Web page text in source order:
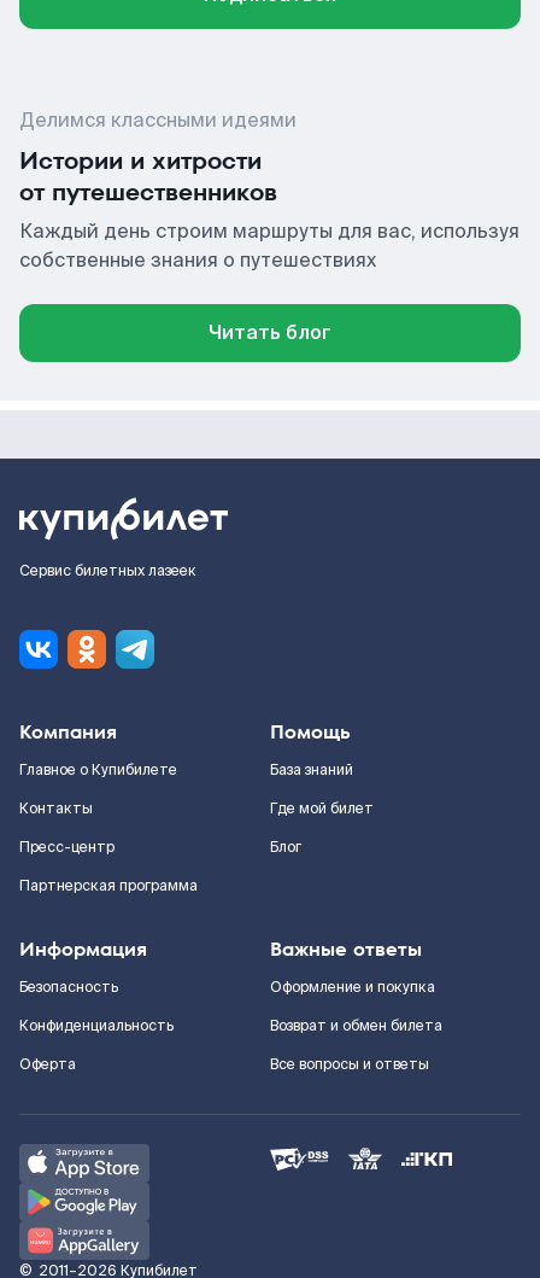
Делимся классными идеями
Истории и хитрости
от путешественников
Каждый день строим маршруты для вас, используя
собственные знания о путешествиях
Читать блог
Сервис билетных лазеек
Компания
Главное о Купибилете
Контакты
Пресс-центр
Партнерская программа
Помощь
База знаний
Где мой билет
Блог
Информация
Безопасность
Конфиденциальность
Оферта
Важные ответы
Оформление и покупка
Возврат и обмен билета
Все вопросы и ответы
© 2011–2026 Купибилет